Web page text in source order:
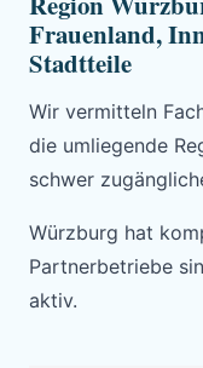
Frauenland,
Stadtteile
Wir vermitteln
die umliegende
schwer
Würzburg hat
Partnerbetriebe
aktiv.